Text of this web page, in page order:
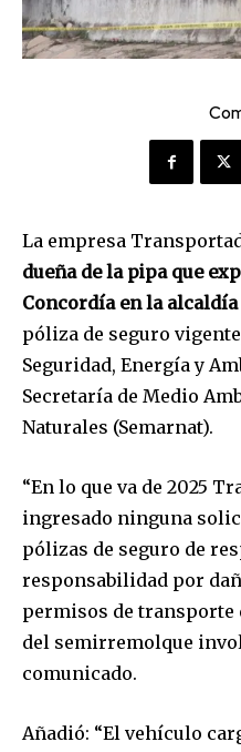
La empresa
dueña de la pipa que
Concordía en la
póliza de seguro
Seguridad, Energía y
Secretaría de Medio
Naturales (Semarnat).
“En lo que va de 2025
ingresado ninguna
pólizas de seguro de
responsabilidad por
permisos de transporte
del semirremolque
comunicado.
Añadió: “El vehículo